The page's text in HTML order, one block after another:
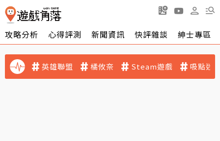
攻略分析 心得評測 新聞資訊 快評雜談 紳士專區
英雄聯盟 橘攸奈 Steam遊戲 吸點迷